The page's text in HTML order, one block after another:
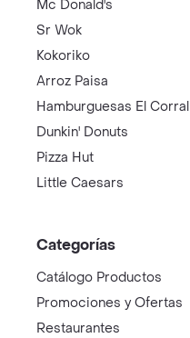
Mc Donald's
Sr Wok
Kokoriko
Arroz Paisa
Hamburguesas El Corral
Dunkin' Donuts
Pizza Hut
Little Caesars
Categorías
Catálogo Productos
Promociones y Ofertas
Restaurantes